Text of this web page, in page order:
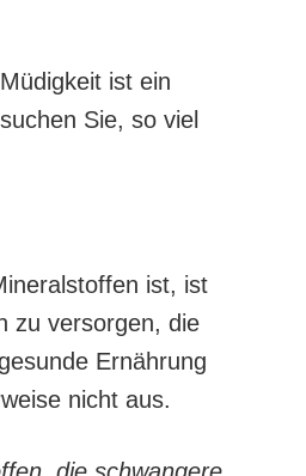
ist ein
Sie, so viel
ist, ist
zu versorgen, die
Ernährung
nicht aus.